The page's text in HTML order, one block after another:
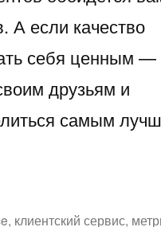
А если качество
себя ценным —
друзьям и
самым
, клиентский сервис,